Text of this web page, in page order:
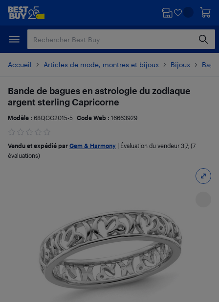
Passer
principal
Passer
Accueil Articles de mode, montres et bijoux Bijoux
Bande de bagues en astrologie du zodiaque
argent sterling Capricorne
Modèle : 68QGG2015-5 Code Web : 16663929
Vendu et expédié par Gem & Harmony Évaluation du vendeur 3,7; (7
évaluations)